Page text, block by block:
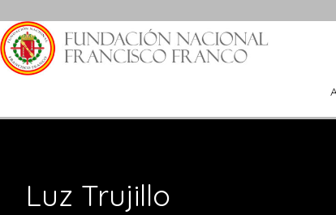
al
contenido
Luz Trujillo